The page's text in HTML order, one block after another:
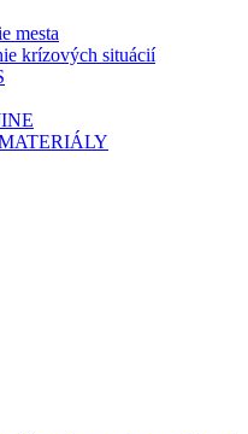
mesta
krízových situácií